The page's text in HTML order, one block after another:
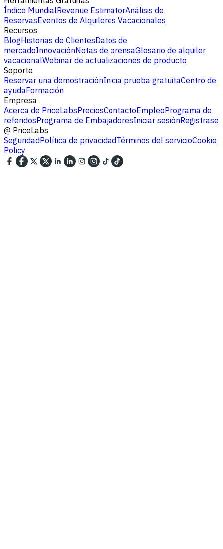
Índice MundialRevenue EstimatorAnálisis de
ReservasEventos de Alquileres Vacacionales
Recursos
BlogHistorias de ClientesDatos de
mercadoInnovaciónNotas de prensaGlosario de alquiler
vacacionalWebinar de actualizaciones de producto
Soporte
Reservar una demostraciónInicia prueba gratuitaCentro de
ayudaFormación
Empresa
Acerca de PriceLabsPreciosContactoEmpleoPrograma de
referidosPrograma de EmbajadoresIniciar sesiónRegistrase
@ PriceLabs
SeguridadPolítica de privacidadTérminos del servicioCookie
Policy